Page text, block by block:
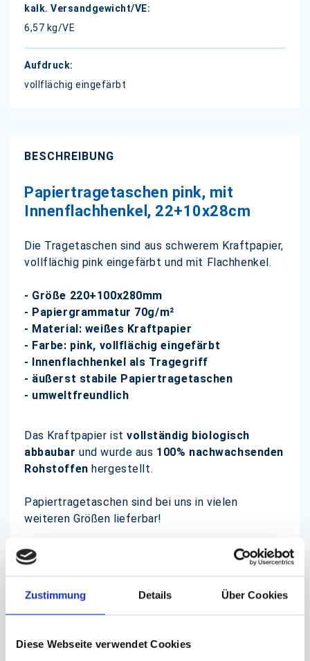
Zustimmung Details Über Cookies
Diese Webseite verwendet Cookies
6,57 kg/VE
vollflächig eingefärbt
BESCHREIBUNG
Papiertragetaschen pink, mit
Innenflachhenkel, 22+10x28cm
Die Tragetaschen sind aus schwerem Kraftpapier,
vollflächig pink eingefärbt und mit Flachhenkel.
- Größe 220+100x280mm
- Papiergrammatur 70g/m²
- Material: weißes Kraftpapier
- Farbe: pink, vollflächig eingefärbt
- Innenflachhenkel als Tragegriff
- äußerst stabile Papiertragetaschen
- umweltfreundlich
Das Kraftpapier istvollständig biologisch
abbaubar und wurde aus 100% nachwachsenden
Rohstoffen hergestellt.
Papiertragetaschen sind bei uns in vielen
weiteren Größen lieferbar!
Ein individuelles Bedrucken mit Ihrem Firmenlogo
ist bereits ab einer Menge von ca. 5000
genügt!